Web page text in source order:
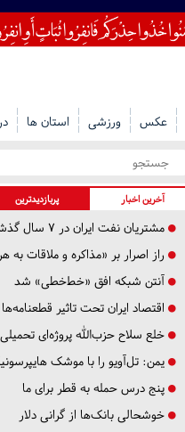
عکس ورزشی استان ها
آخرین اخبار پربازدیدترین
مشتریان نفت ایران در ۷ سال گذشته +فیلم
راز اصرار بر «مذاکره و ملاقات
آنتن شبکه افق «خط‌خطی» شد
اقتصاد ایران تحت تاثیر قطعنامه‌ها
خلع سلاح حزب‌الله پروژه‌ای
یمن: تل‌آویو را با موشک
پنج درس‌ حمله به قطر برای ما
خوشحالی بانک‌ها از گرانی دلار